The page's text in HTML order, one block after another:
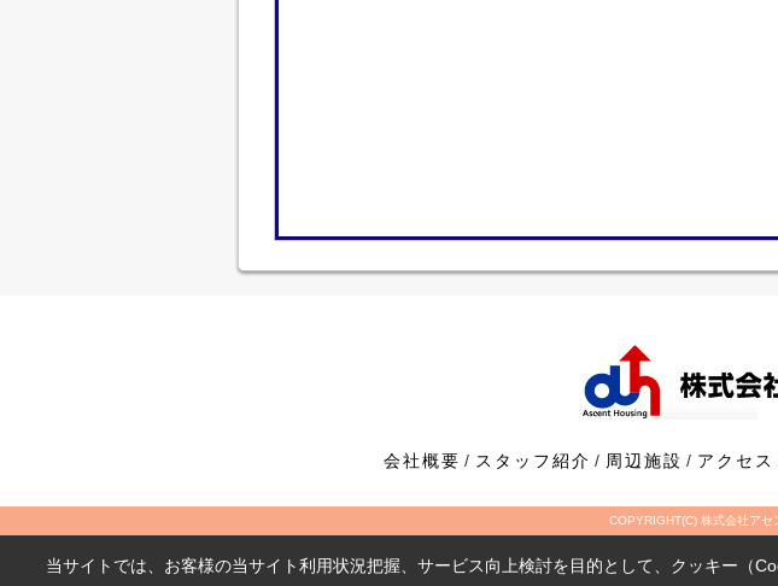
会社概要 スタッフ紹介 周辺施設 アクセス
COPYRIGHT(C) 株式会社ア
当サイトでは、お客様の当サイト利用状況把握、サービス向上検討を目的として、クッキー（